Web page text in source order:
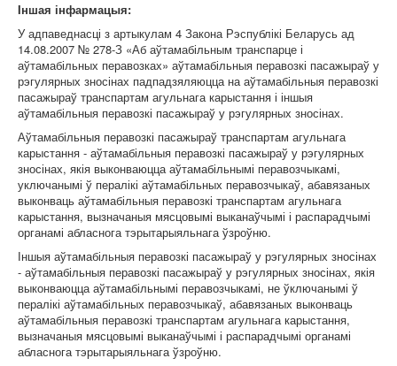
Iншая інфармацыя:
У адпаведнасці з артыкулам 4 Закона Рэспублікі Беларусь ад
14.08.2007 № 278-З «Аб аўтамабільным транспарце і
аўтамабільных перавозках» аўтамабільныя перавозкі пасажыраў у
рэгулярных зносінах падпадзяляюцца на аўтамабільныя перавозкі
пасажыраў транспартам агульнага карыстання і іншыя
аўтамабільныя перавозкі пасажыраў у рэгулярных зносінах.
Аўтамабільныя перавозкі пасажыраў транспартам агульнага
карыстання - аўтамабільныя перавозкі пасажыраў у рэгулярных
зносінах, якія выконваюцца аўтамабільнымі перавозчыкамі,
уключанымі ў пералікі аўтамабільных перавозчыкаў, абавязаных
выконваць аўтамабільныя перавозкі транспартам агульнага
карыстання, вызначаныя мясцовымі выканаўчымі і распарадчымі
органамі абласнога тэрытарыяльнага ўзроўню.
Іншыя аўтамабільныя перавозкі пасажыраў у рэгулярных зносінах
- аўтамабільныя перавозкі пасажыраў у рэгулярных зносінах, якія
выконваюцца аўтамабільнымі перавозчыкамі, не ўключанымі ў
пералікі аўтамабільных перавозчыкаў, абавязаных выконваць
аўтамабільныя перавозкі транспартам агульнага карыстання,
вызначаныя мясцовымі выканаўчымі і распарадчымі органамі
абласнога тэрытарыяльнага ўзроўню.